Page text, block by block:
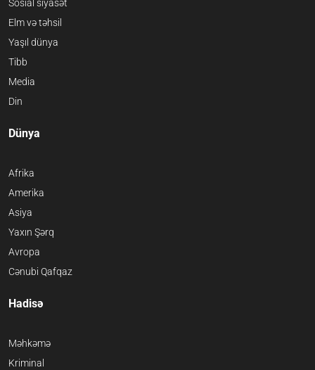
Sosial siyasət
Elm və təhsil
Yaşıl dünya
Tibb
Media
Din
Dünya
Afrika
Amerika
Asiya
Yaxın Şərq
Avropa
Cənubi Qafqaz
Hadisə
Məhkəmə
Kriminal